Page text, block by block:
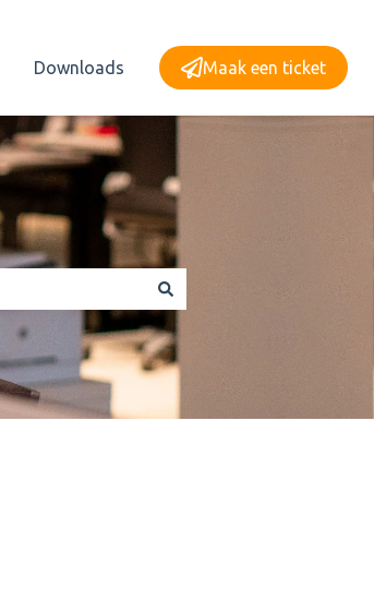
Downloads Maak een ticket